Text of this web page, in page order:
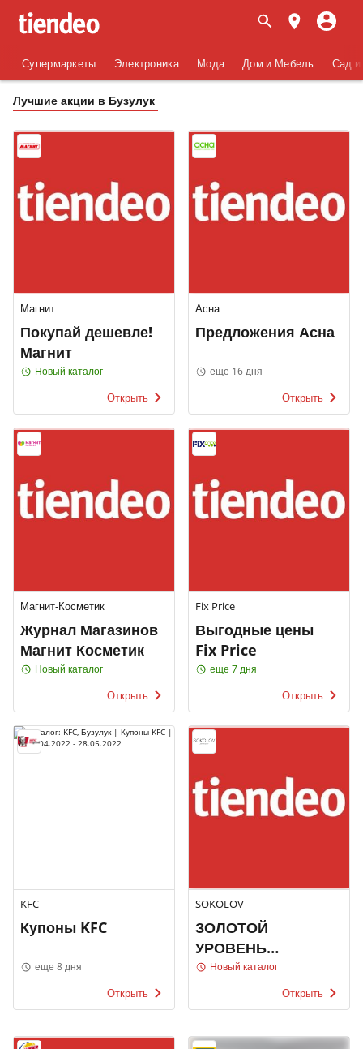
Супермаркеты Электроника Мода Дом и Мебель Сад и
Лучшие акции в Бузулук
Магнит
Покупай дешевле!
Магнит
Новый каталог
Открыть
Асна
Предложения Асна
еще 16 дня
Открыть
Магнит-Косметик
Журнал Магазинов
Магнит Косметик
Новый каталог
Открыть
Fix Price
Выгодные цены
Fix Price
еще 7 дня
Открыть
KFC
Купоны KFC
еще 8 дня
Открыть
SOKOLOV
ЗОЛОТОЙ
УРОВЕНЬ
ВЫГОДЫ!
Новый каталог
Открыть